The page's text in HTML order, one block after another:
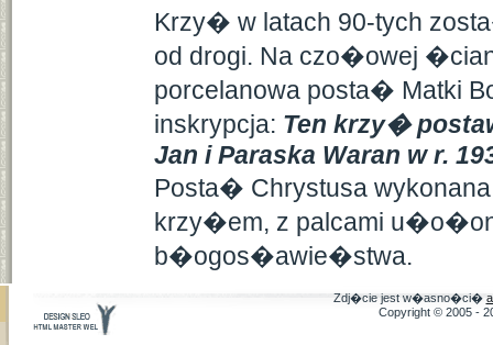
Krzy� w latach 90-tych
od drogi. Na czo�owej
porcelanowa posta� Matki
inskrypcja: Ten krzy�
Jan i Paraska Waran w r.
Posta� Chrystusa
krzy�em, z palcami
b�ogos�awie�stwa.
Zdj�cie jest w�asno�ci�
Copyright © 2005 -